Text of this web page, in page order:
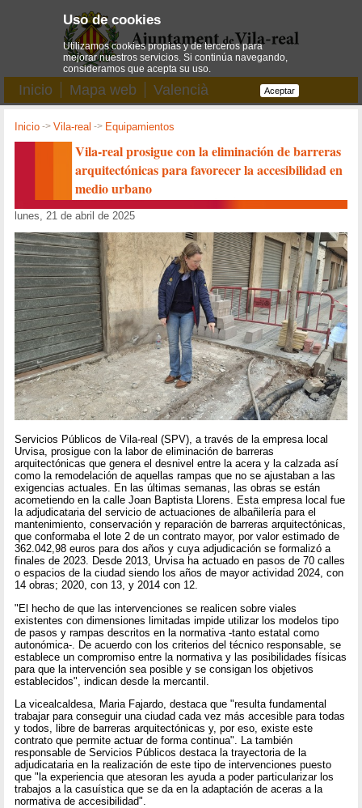
Inicio Mapa web Valencià
Inicio ->Vila-real -> Equipamientos
Vila-real prosigue con la eliminación de barreras
arquitectónicas para favorecer la accesibilidad en
medio urbano
lunes, 21 de abril de 2025
Servicios Públicos de Vila-real (SPV), a través de la empresa local
Urvisa, prosigue con la labor de eliminación de barreras
arquitectónicas que genera el desnivel entre la acera y la calzada así
como la remodelación de aquellas rampas que no se ajustaban a las
exigencias actuales. En las últimas semanas, las obras se están
acometiendo en la calle Joan Baptista Llorens. Esta empresa local fue
la adjudicataria del servicio de actuaciones de albañilería para el
mantenimiento, conservación y reparación de barreras arquitectónicas,
que conformaba el lote 2 de un contrato mayor, por valor estimado de
362.042,98 euros para dos años y cuya adjudicación se formalizó a
finales de 2023. Desde 2013, Urvisa ha actuado en pasos de 70 calles
o espacios de la ciudad siendo los años de mayor actividad 2024, con
14 obras; 2020, con 13, y 2014 con 12.
"El hecho de que las intervenciones se realicen sobre viales
existentes con dimensiones limitadas impide utilizar los modelos tipo
de pasos y rampas descritos en la normativa -tanto estatal como
autonómica-. De acuerdo con los criterios del técnico responsable, se
establece un compromiso entre la normativa y las posibilidades físicas
para que la intervención sea posible y se consigan los objetivos
establecidos", indican desde la mercantil.
La vicealcaldesa, Maria Fajardo, destaca que "resulta fundamental
trabajar para conseguir una ciudad cada vez más accesible para todas
y todos, libre de barreras arquitectónicas y, por eso, existe este
contrato que permite actuar de forma continua". La también
responsable de Servicios Públicos destaca la trayectoria de la
adjudicataria en la realización de este tipo de intervenciones puesto
que "la experiencia que atesoran les ayuda a poder particularizar los
trabajos a la casuística que se da en la adaptación de aceras a la
normativa de accesibilidad".
Uso de cookies
Utilizamos cookies propias y de terceros para
mejorar nuestros servicios. Si continúa navegando,
consideramos que acepta su uso.
Aceptar